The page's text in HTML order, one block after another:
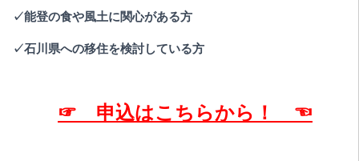
✓能登の食や風土に関心がある方
✓石川県への移住を検討している方
☞ 申込はこちらから！ ☜